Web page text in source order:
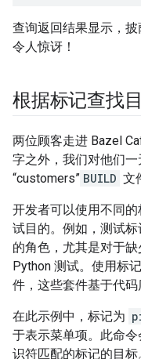
查询返回结果显示，
令人惊讶！
根据标记查找
两位顾客走进 Bazel
字之外，我们对他们
“customers” BUILD 文
开发者可以使用不同
试目的。例如，测试
的角色，尤其是对于
Python 测试。使用标
件，这些套件基于代码
在此示例中，标记为
于表示菜单项。此命
识符匹配的标记的目标